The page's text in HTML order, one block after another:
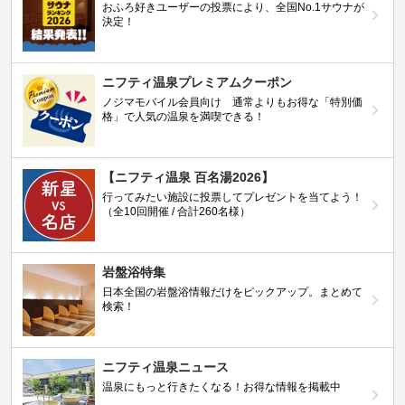
おふろ好きユーザーの投票により、全国No.1サウナが
決定！
ニフティ温泉プレミアムクーポン
ノジマモバイル会員向け 通常よりもお得な「特別価
格」で人気の温泉を満喫できる！
【ニフティ温泉 百名湯2026】
行ってみたい施設に投票してプレゼントを当てよう！
（全10回開催 / 合計260名様）
岩盤浴特集
日本全国の岩盤浴情報だけをピックアップ。まとめて
検索！
ニフティ温泉ニュース
温泉にもっと行きたくなる！お得な情報を掲載中